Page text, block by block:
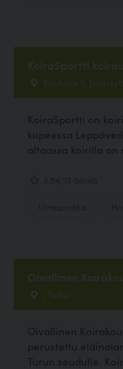
KoiraSportti
Kauhatie 6,
KoiraSportti on
kupeessa
altaassa koirilla on
Oivallinen
, Turku
Oivallinen
perustettu
Turun seudulle.